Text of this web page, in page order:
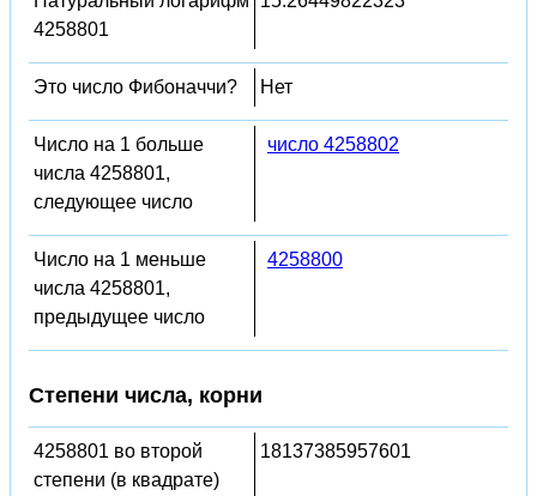
4258801
Это число Фибоначчи? Нет
Число на 1 больше
числа 4258801,
следующее число
число 4258802
Число на 1 меньше
числа 4258801,
предыдущее число
4258800
Степени числа, корни
4258801 во второй
степени (в квадрате)
18137385957601